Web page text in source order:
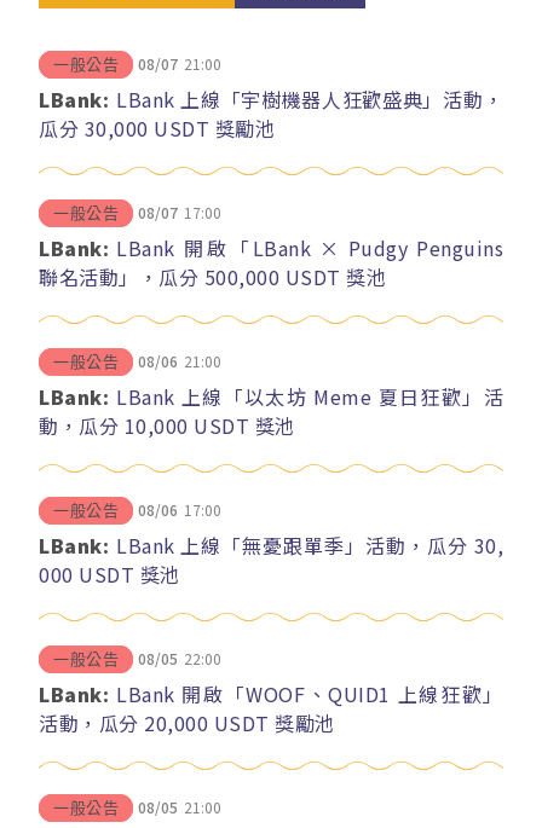
一般公告 08/07 21:00
LBank: LBank 上線「宇樹機器人狂歡盛典」活動，
瓜分 30,000 USDT 獎勵池
一般公告 08/07 17:00
LBank: LBank 開啟「LBank × Pudgy Penguins
聯名活動」，瓜分 500,000 USDT 獎池
一般公告 08/06 21:00
LBank: LBank 上線「以太坊 Meme 夏日狂歡」活
動，瓜分 10,000 USDT 獎池
一般公告 08/06 17:00
LBank: LBank 上線「無憂跟單季」活動，瓜分 30,
000 USDT 獎池
一般公告 08/05 22:00
LBank: LBank 開啟「WOOF、QUID1 上線狂歡」
活動，瓜分 20,000 USDT 獎勵池
一般公告 08/05 21:00